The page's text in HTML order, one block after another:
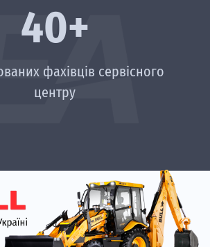
40+
фахівців сервісного
центру